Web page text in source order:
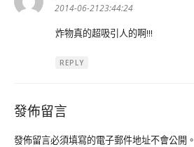
示:
2014-06-2123:44:24
炸物真的超吸引人的啊!!!
REPLY
發佈留言
發佈留言必須填寫的電子郵件地址不會公開。